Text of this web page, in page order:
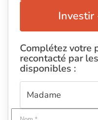
Investir
Complétez votre
recontacté par
disponibles :